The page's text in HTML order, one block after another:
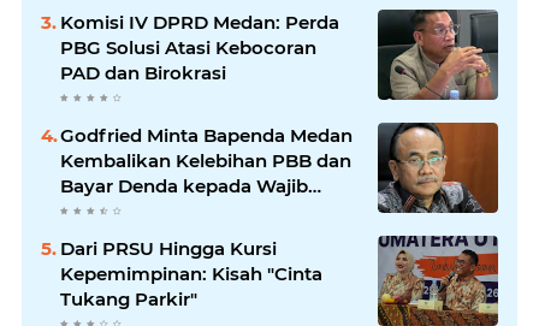
Komisi IV DPRD Medan: Perda
PBG Solusi Atasi Kebocoran
PAD dan Birokrasi
Godfried Minta Bapenda Medan
Kembalikan Kelebihan PBB dan
Bayar Denda kepada Wajib
Pajak
Dari PRSU Hingga Kursi
Kepemimpinan: Kisah "Cinta
Tukang Parkir"